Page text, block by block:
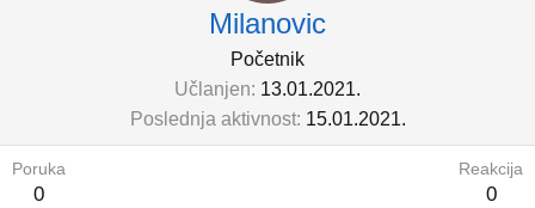
Milanovic
Početnik
Učlanjen 13.01.2021.
Poslednja aktivnost 15.01.2021.
Poruka
0
Reakcija
0